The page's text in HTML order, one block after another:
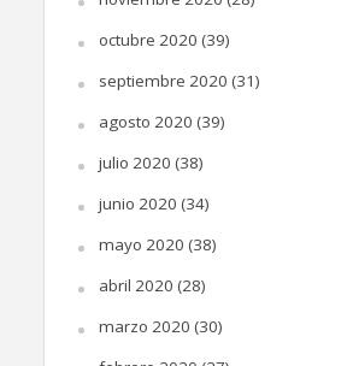
octubre 2020 (39)
septiembre 2020 (31)
agosto 2020 (39)
julio 2020 (38)
junio 2020 (34)
mayo 2020 (38)
abril 2020 (28)
marzo 2020 (30)